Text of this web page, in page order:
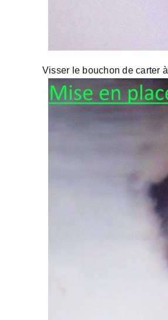
Visser le bouchon de carter